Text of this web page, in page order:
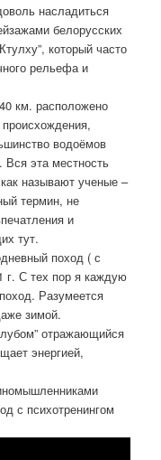
насладиться
белорусских
который часто
рельефа и
км. расположено
водоёмов
эта местность
называют ученые –
термин, не
и
тут.
поход ( с
г. С тех пор я каждую
Разумеется
зимой.
отражающийся
энергией,
с психотренингом